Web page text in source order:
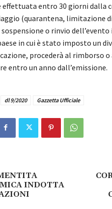
effettuata entro 30 giorni dalla
(quarantena, limitazione
o rinvio
in cui è stato imposto un
procederà al rimborso o
entro un anno dall’emissione.
dl 9/2020 Gazzetta Ufficiale
INDOTTA